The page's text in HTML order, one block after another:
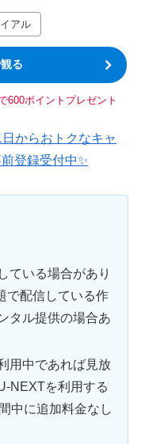
アル
る
600ポイントプレゼント
からおトクなキャ
登録受付中✨
ている場合があり
で配信している作
タル提供の場合あ
用中であれば見放
NEXTを利用する
中に追加料金なし